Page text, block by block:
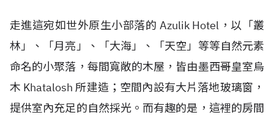
走進這宛如世外原生小部落的 Azulik Hotel，以「叢
林」、「月亮」、「大海」、「天空」等等自然元素
命名的小聚落，每間寬敞的木屋，皆由墨西哥皇室烏
木 Khatalosh 所建造；空間內設有大片落地玻璃窗，
提供室內充足的自然採光。而有趣的是，這裡的房間